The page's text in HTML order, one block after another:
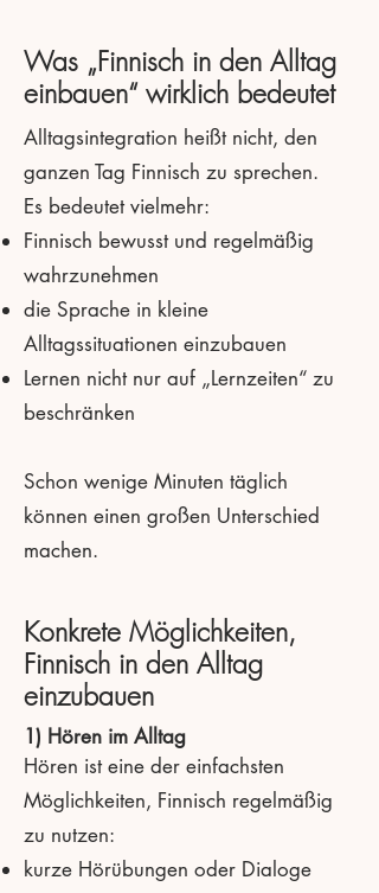
Was „Finnisch in den Alltag
einbauen“ wirklich bedeutet
Alltagsintegration heißt nicht, den
ganzen Tag Finnisch zu sprechen.
Es bedeutet vielmehr:
Finnisch bewusst und regelmäßig
wahrzunehmen
die Sprache in kleine
Alltagssituationen einzubauen
Lernen nicht nur auf „Lernzeiten“ zu
beschränken
Schon wenige Minuten täglich
können einen großen Unterschied
machen.
Konkrete Möglichkeiten,
Finnisch in den Alltag
einzubauen
1) Hören im Alltag
Hören ist eine der einfachsten
Möglichkeiten, Finnisch regelmäßig
zu nutzen:
kurze Hörübungen oder Dialoge